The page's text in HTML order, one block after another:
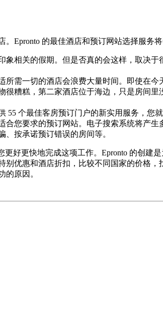
Epronto 的最佳酒店和预订网站选择服务
象相关的假期。但是否真的会这样，取决
所需一切的酒店会浪费大量时间。即使在
很糟糕，第二家酒店位于海边，只是房间
55 个最佳客房预订门户的新实用服务，
您要求的预订网站。电子搜索系统将产
按承诺预订错误的房间等。
更好更快地完成这项工作。Epronto 的创
优惠和酒店折扣，比较不同国家的价格
的原因。